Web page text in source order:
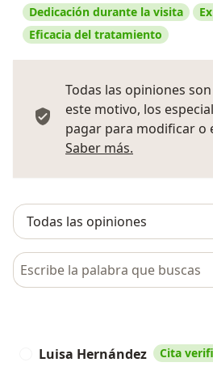
Dedicación durante la visita
Eficacia del tratamiento
Todas las opiniones
este motivo, los
pagar para modificar o
Saber más.
Busca en opiniones
Luisa Hernández Cita